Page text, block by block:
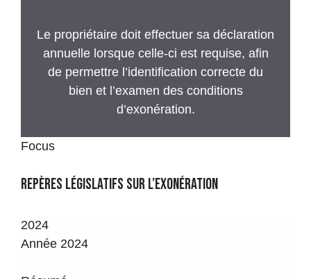
Le propriétaire doit effectuer sa déclaration
annuelle lorsque celle-ci est requise, afin
de permettre l’identification correcte du
bien et l’examen des conditions
d’exonération.
AnticipationAvant le 1er octobre 2026
L’année 2026 est stratégique, car elle
Focus
Repères législatifs sur l’exonération
2024
Année 2024